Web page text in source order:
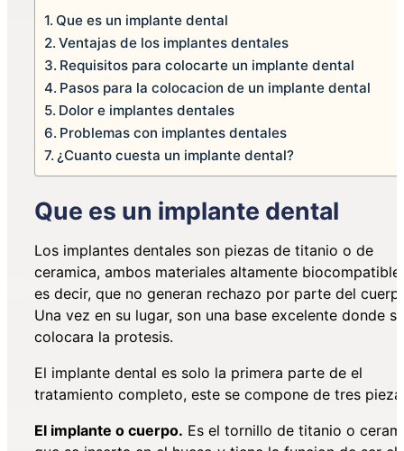
Que es un implante dental
Ventajas de los implantes dentales
Requisitos para colocarte un implante dental
Pasos para la colocacion de un implante dental
Dolor e implantes dentales
Problemas con implantes dentales
¿Cuanto cuesta un implante dental?
Que es un implante dental
Los implantes dentales son piezas de titanio o de
ceramica, ambos materiales altamente
es decir, que no generan rechazo por parte del
Una vez en su lugar, son una base excelente donde se
colocara la protesis.
El implante dental es solo la primera parte de el
tratamiento completo, este se compone de tres
El implante o cuerpo. Es el tornillo de titanio o